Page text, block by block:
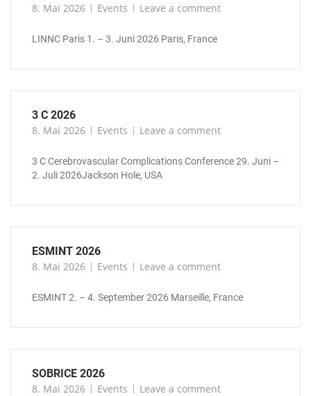
8. Mai 2026
Events Leave a comment
LINNC Paris 1. – 3. Juni 2026 Paris, France
3 C 2026
8. Mai 2026
Events Leave a comment
3 C Cerebrovascular Complications Conference 29. Juni –
2. Juli 2026Jackson Hole, USA
ESMINT 2026
8. Mai 2026
Events Leave a comment
ESMINT 2. – 4. September 2026 Marseille, France
SOBRICE 2026
8. Mai 2026
Events Leave a comment